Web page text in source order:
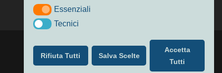
| Alimentato da
Nuoto
MasterS Podcast Il Nuoto in Cifre
Privacy & Cookie Policy
EssenzialiEssenziali
TecniciTecnici
Rifiuta Tutti Salva Scelte
Accetta
Tutti